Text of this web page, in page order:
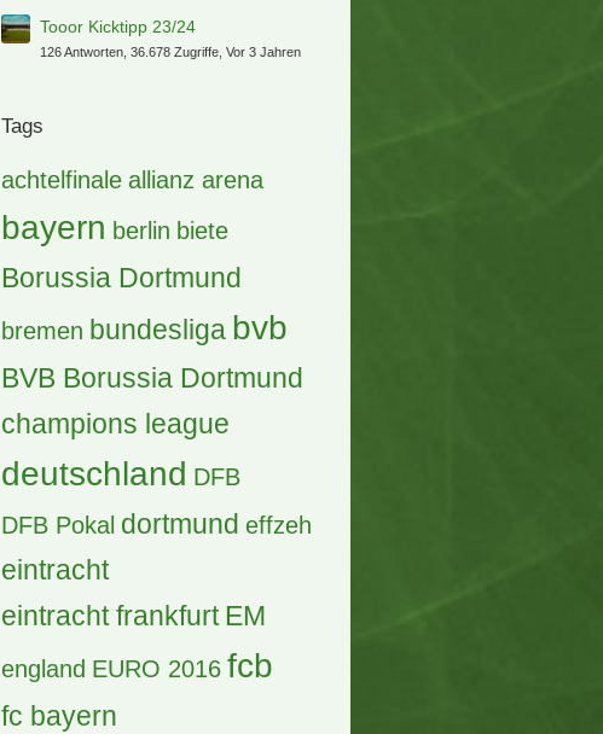
Tooor Kicktipp 23/24
126 Antworten, 36.678 Zugriffe, Vor 3 Jahren
Tags
achtelfinale allianz arena
bayern berlin biete
Borussia Dortmund
bremen bundesliga bvb
BVB Borussia Dortmund
champions league
deutschland DFB
DFB Pokal dortmund effzeh
eintracht
eintracht frankfurt EM
england EURO 2016 fcb
fc bayern